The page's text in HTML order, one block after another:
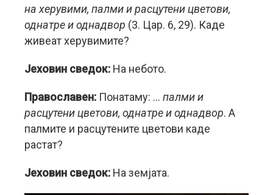
на херувими, палми и расцутени цветови,
однатре и однадвор (3. Цар. 6, 29). Каде
живеат херувимите?
Јеховин сведок: На небото.
Православен: Понатаму: … палми и
расцутени цветови, однатре и однадвор. А
палмите и расцутените цветови каде
растат?
Јеховин сведок: На земјата.